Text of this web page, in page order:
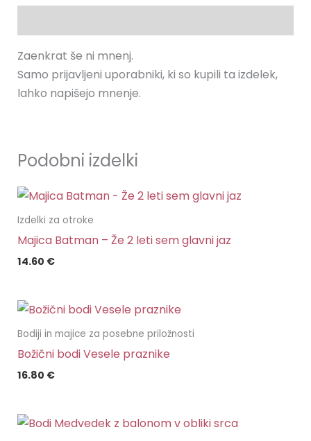
Zaenkrat še ni mnenj.
Samo prijavljeni uporabniki, ki so kupili ta izdelek,
lahko napišejo mnenje.
Podobni izdelki
Izdelki za otroke
Majica Batman – Že 2 leti sem glavni jaz
14.60 €
Bodiji in majice za posebne priložnosti
Božični bodi Vesele praznike
16.80 €